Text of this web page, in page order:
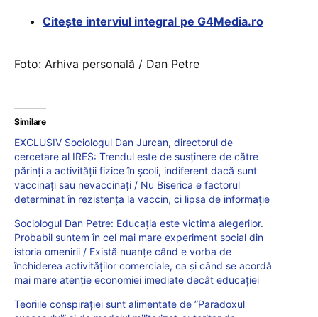
Citește interviul integral pe G4Media.ro
Foto: Arhiva personală / Dan Petre
Similare
EXCLUSIV Sociologul Dan Jurcan, directorul de
cercetare al IRES: Trendul este de susținere de către
părinți a activității fizice în școli, indiferent dacă sunt
vaccinați sau nevaccinați / Nu Biserica e factorul
determinat în rezistența la vaccin, ci lipsa de informație
Sociologul Dan Petre: Educația este victima alegerilor.
Probabil suntem în cel mai mare experiment social din
istoria omenirii / Există nuanțe când e vorba de
închiderea activităților comerciale, ca și când se acordă
mai mare atenție economiei imediate decât educației
Teoriile conspirației sunt alimentate de ”Paradoxul